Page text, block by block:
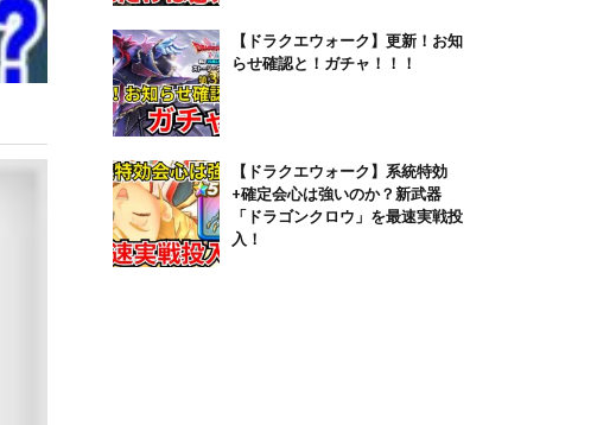
【ドラクエウォーク】更新！お知
らせ確認と！ガチャ！！！
【ドラクエウォーク】系統特効
+確定会心は強いのか？新武器
「ドラゴンクロウ」を最速実戦投
入！